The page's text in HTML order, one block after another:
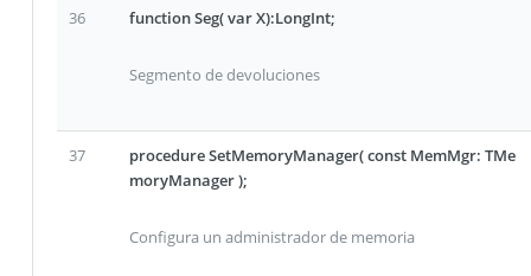
36 function Seg( var X):LongInt;
Segmento de devoluciones
37
procedure SetMemoryManager( const MemMgr: TMe
moryManager );
Configura un administrador de memoria